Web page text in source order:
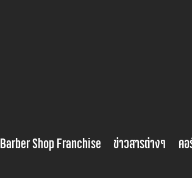
Barber Shop Franchise ข่าวสารต่างๆ ค